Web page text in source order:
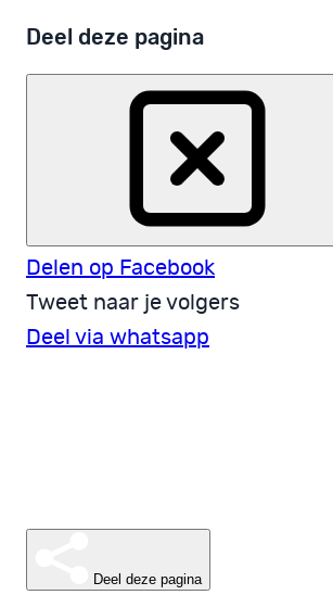
Deel deze pagina
Delen op Facebook
Tweet naar je volgers
Deel via whatsapp
Deel deze pagina